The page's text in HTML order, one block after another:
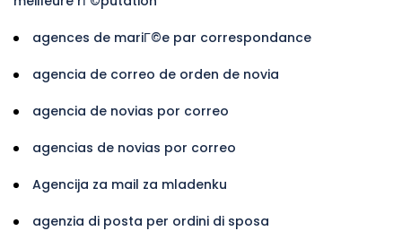
agences de mariГ©e par correspondance
agencia de correo de orden de novia
agencia de novias por correo
agencias de novias por correo
Agencija za mail za mladenku
agenzia di posta per ordini di sposa